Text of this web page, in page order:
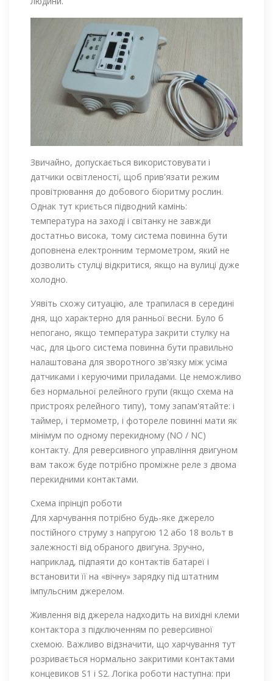
Звичайно, допускається використовувати і
датчики освітленості, щоб прив'язати режим
провітрювання до добового біоритму рослин.
Однак тут криється підводний камінь:
температура на заході і світанку не завжди
достатньо висока, тому система повинна бути
доповнена електронним термометром, який не
дозволить стулці відкритися, якщо на вулиці дуже
холодно.
Уявіть схожу ситуацію, але трапилася в середині
дня, що характерно для ранньої весни. Було б
непогано, якщо температура закрити стулку на
час, для цього система повинна бути правильно
налаштована для зворотного зв'язку між усіма
датчиками і керуючими приладами. Це неможливо
без нормальної релейного групи (якщо схема на
пристроях релейного типу), тому запам'ятайте: і
таймер, і термометр, і фотореле повинні мати як
мінімум по одному перекидному (NO / NC)
контакту. Для реверсивного управління двигуном
вам також буде потрібно проміжне реле з двома
перекидними контактами.
Схема іпрінціп роботи
Для харчування потрібно будь-яке джерело
постійного струму з напругою 12 або 18 вольт в
залежності від обраного двигуна. Зручно,
наприклад, підпаяти до контактів батареї і
встановити її на «вічну» зарядку під штатним
імпульсним джерелом.
Живлення від джерела надходить на вихідні клеми
контактора з підключенням по реверсивної
схемою. Важливо відзначити, що харчування тут
розривається нормально закритими контактами
концевиков S1 і S2. Логіка роботи наступна: при